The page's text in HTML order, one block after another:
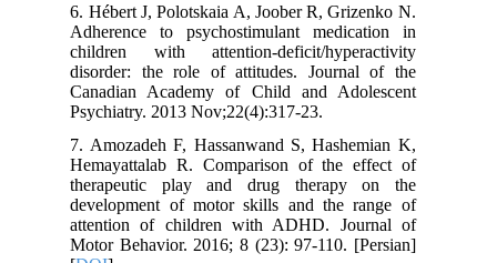
6. Hébert J, Polotskaia A, Joober R, Grizenko N.
Adherence to psychostimulant medication in
children with attention-deficit/hyperactivity
disorder: the role of attitudes. Journal of the
Canadian Academy of Child and Adolescent
Psychiatry. 2013 Nov;22(4):317-23.
7. Amozadeh F, Hassanwand S, Hashemian K,
Hemayattalab R. Comparison of the effect of
therapeutic play and drug therapy on the
development of motor skills and the range of
attention of children with ADHD. Journal of
Motor Behavior. 2016; 8 (23): 97-110. [Persian]